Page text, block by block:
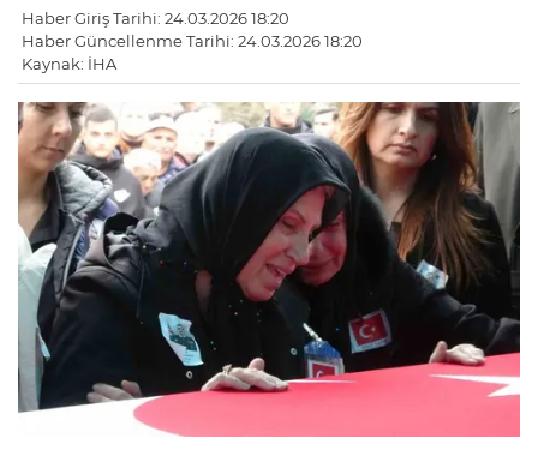
Haber Giriş Tarihi: 24.03.2026 18:20
Haber Güncellenme Tarihi: 24.03.2026 18:20
Kaynak: İHA